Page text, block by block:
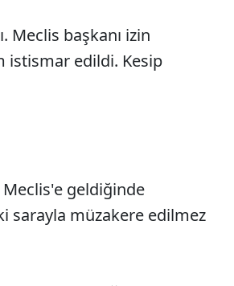
Meclis başkanı izin
istismar edildi. Kesip
Meclis'e geldiğinde
sarayla müzakere edilmez